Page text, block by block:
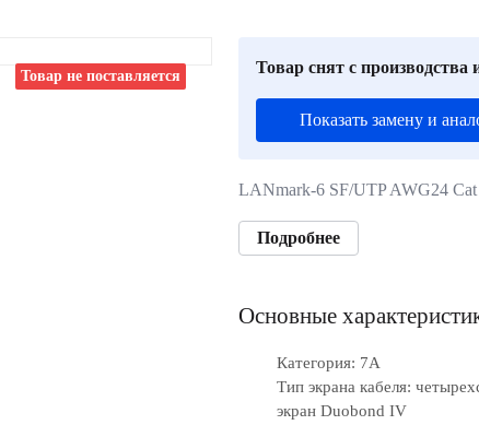
Товар не поставляется Товар снят с производства
Показать замену и
LANmark-6 SF/UTP AWG24
Подробнее
Основные
Категория: 7A
Тип экрана кабеля:
экран Duobond IV